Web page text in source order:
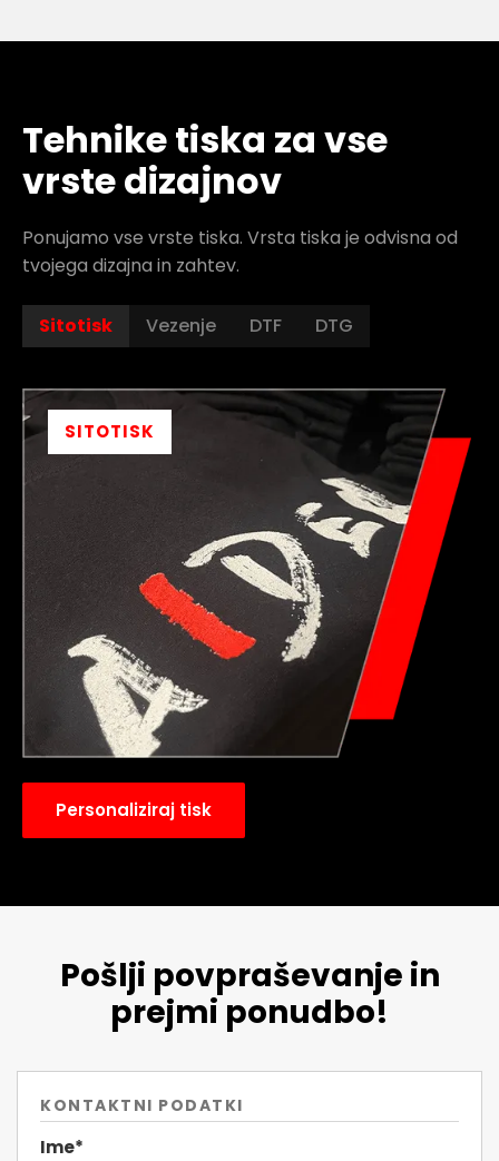
Tehnike tiska za vse
vrste dizajnov
Ponujamo vse vrste tiska. Vrsta tiska je odvisna od
tvojega dizajna in zahtev.
Sitotisk Vezenje DTF DTG
SITOTISK
Personaliziraj tisk
Pošlji povpraševanje in
prejmi ponudbo!
KONTAKTNI PODATKI
Ime*